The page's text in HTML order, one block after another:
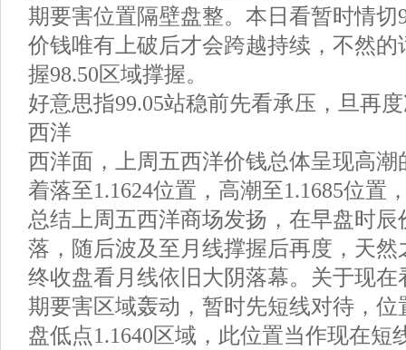
期要害位置隔壁盘整。本日看暂时情切
价钱唯有上破后才会跨越持续，不然
握98.50区域撑握。
好意思指99.05站稳前先看承压，旦再
西洋
西洋面，上周五西洋价钱总体呈现高
着落至1.1624位置，高潮至1.1685位置
总结上周五西洋商场发扬，在早盘时
落，随后波及至月线撑握后再度，天
终收盘看月线依旧大阴落幕。关于现
期要害区域轰动，暂时先短线对待，
盘低点1.1640区域，此位置当作现在短